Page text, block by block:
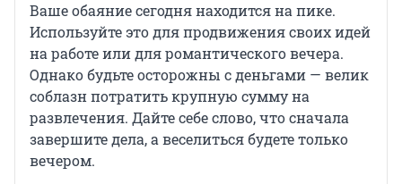
Ваше обаяние сегодня находится на пике.
Используйте это для продвижения своих идей
на работе или для романтического вечера.
Однако будьте осторожны с деньгами — велик
соблазн потратить крупную сумму на
развлечения. Дайте себе слово, что сначала
завершите дела, а веселиться будете только
вечером.